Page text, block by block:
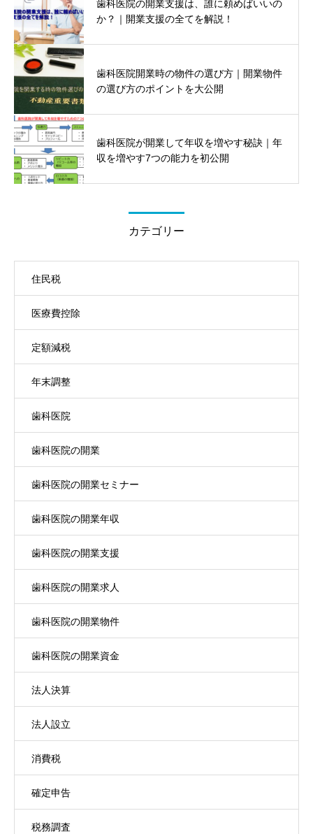
歯科医院の開業支援は、誰に頼めばいいの
か？｜開業支援の全てを解説！
歯科医院開業時の物件の選び方｜開業物件
の選び方のポイントを大公開
歯科医院が開業して年収を増やす秘訣｜年
収を増やす7つの能力を初公開
カテゴリー
住民税
医療費控除
定額減税
年末調整
歯科医院
歯科医院の開業
歯科医院の開業セミナー
歯科医院の開業年収
歯科医院の開業支援
歯科医院の開業求人
歯科医院の開業物件
歯科医院の開業資金
法人決算
法人設立
消費税
確定申告
税務調査